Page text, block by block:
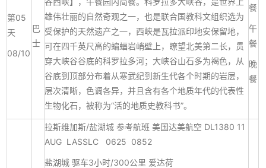
第05
天
08/10
巴
士
雄伟壮丽的自然奇观之一，也是联合国教科文组织选为
受保护的天然遗产之一，西峡是瓦拉派印地安保留地，
可在四千英尺高的蝙蝠岩峭壁上，瞭望北美第二长，贯
穿大峡谷谷底的科罗拉多河；大峡谷山石多为褐色，从
谷底到顶部分布着从寒武纪到新生代各个时期的岩层，
层次清晰，色调各异，并且含有各个地质年代的代表性
生物化石，被称为“活的地质史教科书”。
餐
午
餐
晚
餐
拉斯维加斯/盐湖城 参考航班 美国达美航空 DL1380 11
AUG LASSLC 0625 0852
盐湖城 驱车3小时/300公里 爱达荷